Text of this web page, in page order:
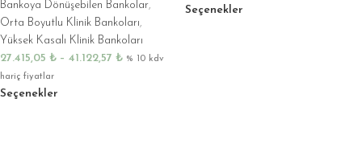
Bankoya Dönüşebilen Bankolar,
Orta Boyutlu Klinik Bankoları,
Yüksek Kasalı Klinik Bankoları
27.415,05 ₺ – 41.122,57 ₺ % 10 kdv
hariç fiyatlar
Seçenekler
Seçenekler